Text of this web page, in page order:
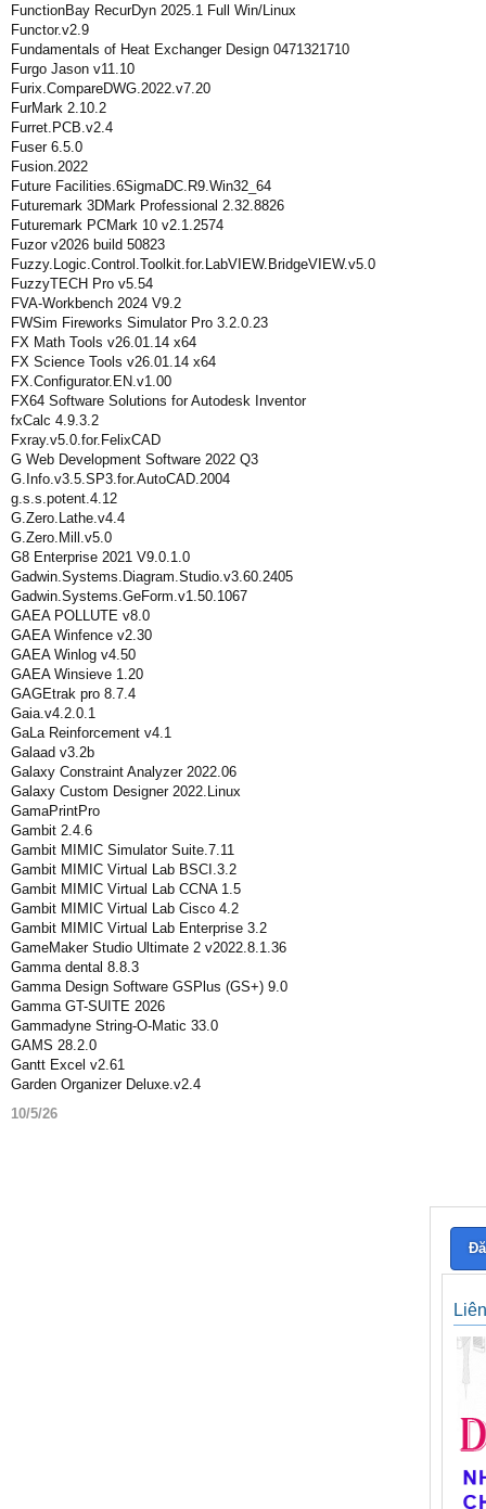
FunctionBay RecurDyn 2025.1 Full Win/Linux
Functor.v2.9
Fundamentals of Heat Exchanger Design 0471321710
Furgo Jason v11.10
Furix.CompareDWG.2022.v7.20
FurMark 2.10.2
Furret.PCB.v2.4
Fuser 6.5.0
Fusion.2022
Future Facilities.6SigmaDC.R9.Win32_64
Futuremark 3DMark Professional 2.32.8826
Futuremark PCMark 10 v2.1.2574
Fuzor v2026 build 50823
Fuzzy.Logic.Control.Toolkit.for.LabVIEW.BridgeVIEW.v5.0
FuzzyTECH Pro v5.54
FVA-Workbench 2024 V9.2
FWSim Fireworks Simulator Pro 3.2.0.23
FX Math Tools v26.01.14 x64
FX Science Tools v26.01.14 x64
FX.Configurator.EN.v1.00
FX64 Software Solutions for Autodesk Inventor
fxCalc 4.9.3.2
Fxray.v5.0.for.FelixCAD
G Web Development Software 2022 Q3
G.Info.v3.5.SP3.for.AutoCAD.2004
g.s.s.potent.4.12
G.Zero.Lathe.v4.4
G.Zero.Mill.v5.0
G8 Enterprise 2021 V9.0.1.0
Gadwin.Systems.Diagram.Studio.v3.60.2405
Gadwin.Systems.GeForm.v1.50.1067
GAEA POLLUTE v8.0
GAEA Winfence v2.30
GAEA Winlog v4.50
GAEA Winsieve 1.20
GAGEtrak pro 8.7.4
Gaia.v4.2.0.1
GaLa Reinforcement v4.1
Galaad v3.2b
Galaxy Constraint Analyzer 2022.06
Galaxy Custom Designer 2022.Linux
GamaPrintPro
Gambit 2.4.6
Gambit MIMIC Simulator Suite.7.11
Gambit MIMIC Virtual Lab BSCI.3.2
Gambit MIMIC Virtual Lab CCNA 1.5
Gambit MIMIC Virtual Lab Cisco 4.2
Gambit MIMIC Virtual Lab Enterprise 3.2
GameMaker Studio Ultimate 2 v2022.8.1.36
Gamma dental 8.8.3
Gamma Design Software GSPlus (GS+) 9.0
Gamma GT-SUITE 2026
Gammadyne String-O-Matic 33.0
GAMS 28.2.0
Gantt Excel v2.61
Garden Organizer Deluxe.v2.4
10/5/26